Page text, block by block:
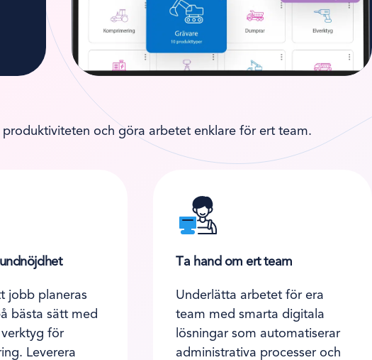
och göra arbetet enklare för ert team.
jobb planeras
bästa sätt med
för
Leverera
Ta hand om ert team
Underlätta arbetet för era
team med smarta digitala
lösningar som automatiserar
administrativa processer och